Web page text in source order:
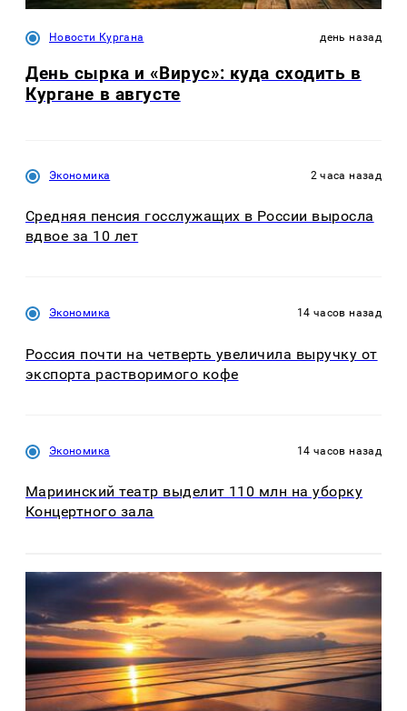
Новости Кургана день назад
День сырка и «Вирус»: куда сходить в
Кургане в августе
Экономика 2 часа назад
Средняя пенсия госслужащих в России выросла
вдвое за 10 лет
Экономика 14 часов назад
Россия почти на четверть увеличила выручку от
экспорта растворимого кофе
Экономика 14 часов назад
Мариинский театр выделит 110 млн на уборку
Концертного зала